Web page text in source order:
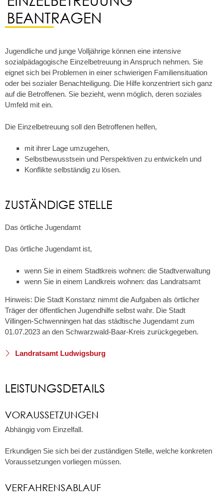
BEANTRAGEN
Jugendliche und junge Volljährige können eine intensive
sozialpädagogische Einzelbetreuung in Anspruch nehmen. Sie
eignet sich bei Problemen in einer schwierigen Familiensituation
oder bei sozialer Benachteiligung. Die Hilfe konzentriert sich ganz
auf die Betroffenen. Sie bezieht, wenn möglich, deren soziales
Umfeld mit ein.
Die Einzelbetreuung soll den Betroffenen helfen,
mit ihrer Lage umzugehen,
Selbstbewusstsein und Perspektiven zu entwickeln und
Konflikte selbständig zu lösen.
ZUSTÄNDIGE STELLE
Das örtliche Jugendamt
Das örtliche Jugendamt ist,
wenn Sie in einem Stadtkreis wohnen: die Stadtverwaltung
wenn Sie in einem Landkreis wohnen: das Landratsamt
Hinweis: Die Stadt Konstanz nimmt die Aufgaben als örtlicher
Träger der öffentlichen Jugendhilfe selbst wahr. Die Stadt
Villingen-Schwenningen hat das städtische Jugendamt zum
01.07.2023 an den Schwarzwald-Baar-Kreis zurückgegeben.
Landratsamt Ludwigsburg
LEISTUNGSDETAILS
VORAUSSETZUNGEN
Abhängig vom Einzelfall.
Erkundigen Sie sich bei der zuständigen Stelle, welche konkreten
Voraussetzungen vorliegen müssen.
VERFAHRENSABLAUF